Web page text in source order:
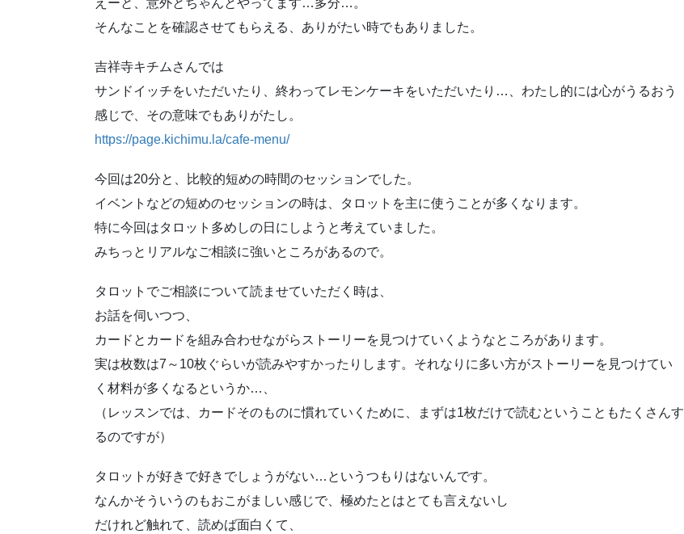
そんなことを確認させてもらえる、ありがたい時でもありました。
吉祥寺キチムさんでは
サンドイッチをいただいたり、終わってレモンケーキをいただいたり…、わたし的には心がうるおう
感じで、その意味でもありがたし。
https://page.kichimu.la/cafe-menu/
今回は20分と、比較的短めの時間のセッションでした。
イベントなどの短めのセッションの時は、タロットを主に使うことが多くなります。
特に今回はタロット多めしの日にしようと考えていました。
みちっとリアルなご相談に強いところがあるので。
タロットでご相談について読ませていただく時は、
お話を伺いつつ、
カードとカードを組み合わせながらストーリーを見つけていくようなところがあります。
実は枚数は7～10枚ぐらいが読みやすかったりします。それなりに多い方がストーリーを見つけてい
く材料が多くなるというか…、
（レッスンでは、カードそのものに慣れていくために、まずは1枚だけで読むということもたくさんす
るのですが）
タロットが好きで好きでしょうがない…というつもりはないんです。
なんかそういうのもおこがましい感じで、極めたとはとても言えないし
だけれど触れて、読めば面白くて、